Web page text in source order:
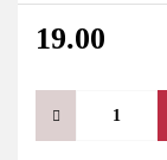
19.00